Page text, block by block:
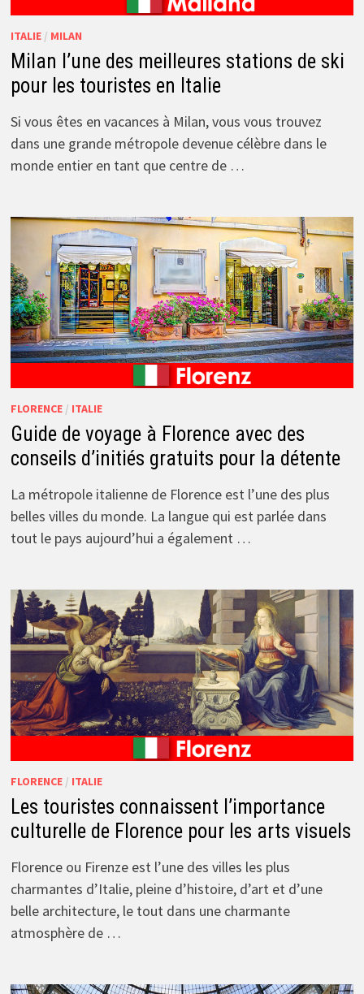
ITALIE/ MILAN
Milan l’une des meilleures stations de ski
pour les touristes en Italie
Si vous êtes en vacances à Milan, vous vous trouvez
dans une grande métropole devenue célèbre dans le
monde entier en tant que centre de …
FLORENCE/ ITALIE
Guide de voyage à Florence avec des
conseils d’initiés gratuits pour la détente
La métropole italienne de Florence est l’une des plus
belles villes du monde. La langue qui est parlée dans
tout le pays aujourd’hui a également …
FLORENCE/ ITALIE
Les touristes connaissent l’importance
culturelle de Florence pour les arts visuels
Florence ou Firenze est l’une des villes les plus
charmantes d’Italie, pleine d’histoire, d’art et d’une
belle architecture, le tout dans une charmante
atmosphère de …